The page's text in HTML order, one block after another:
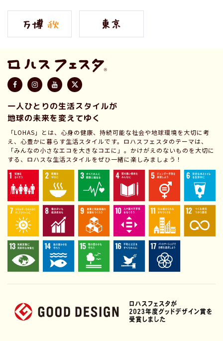
一人ひとりの生活スタイルが
地球の未来を変えてゆく
「LOHAS」とは、心身の健康、持続可能な社会や地球環境を大切に考
え、心豊かに暮らす生活スタイルです。ロハスフェスタのテーマは、
「みんなの小さなエコを大きなコエに」。かけがえのないものを大切に
する、ロハスな生活スタイルをぜひ一緒に楽しみましょう！